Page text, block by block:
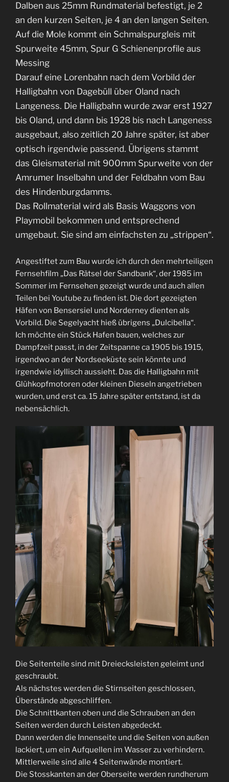
Dalben aus 25mm Rundmaterial befestigt, je 2
an den kurzen Seiten, je 4 an den langen Seiten.
Auf die Mole kommt ein Schmalspurgleis mit
Spurweite 45mm, Spur G Schienenprofile aus
Messing
Darauf eine Lorenbahn nach dem Vorbild der
Halligbahn von Dagebüll über Oland nach
Langeness. Die Halligbahn wurde zwar erst 1927
bis Oland, und dann bis 1928 bis nach Langeness
ausgebaut, also zeitlich 20 Jahre später, ist aber
optisch irgendwie passend. Übrigens stammt
das Gleismaterial mit 900mm Spurweite von der
Amrumer Inselbahn und der Feldbahn vom Bau
des Hindenburgdamms.
Das Rollmaterial wird als Basis Waggons von
Playmobil bekommen und entsprechend
umgebaut. Sie sind am einfachsten zu „strippen“.
Angestiftet zum Bau wurde ich durch den mehrteiligen
Fernsehfilm „Das Rätsel der Sandbank“, der 1985 im
Sommer im Fernsehen gezeigt wurde und auch allen
Teilen bei Youtube zu finden ist. Die dort gezeigten
Häfen von Bensersiel und Norderney dienten als
Vorbild. Die Segelyacht hieß übrigens „Dulcibella“.
Ich möchte ein Stück Hafen bauen, welches zur
Dampfzeit passt, in der Zeitspanne ca 1905 bis 1915,
irgendwo an der Nordseeküste sein könnte und
irgendwie idyllisch aussieht. Das die Halligbahn mit
Glühkopfmotoren oder kleinen Dieseln angetrieben
wurden, und erst ca. 15 Jahre später entstand, ist da
nebensächlich.
Die Seitenteile sind mit Dreiecksleisten geleimt und
geschraubt.
Als nächstes werden die Stirnseiten geschlossen,
Überstände abgeschliffen.
Die Schnittkanten oben und die Schrauben an den
Seiten werden durch Leisten abgedeckt.
Dann werden die Innenseite und die Seiten von außen
lackiert, um ein Aufquellen im Wasser zu verhindern.
Mittlerweile sind alle 4 Seitenwände montiert.
Die Stosskanten an der Oberseite werden rundherum